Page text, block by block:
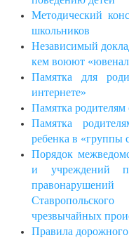
Методический
школьников
Независимый
кем воюют
Памятка для
интернете»
Памятка
Памятка
ребенка в «группы
Порядок
и учреждений
чрезвычайных
Правила